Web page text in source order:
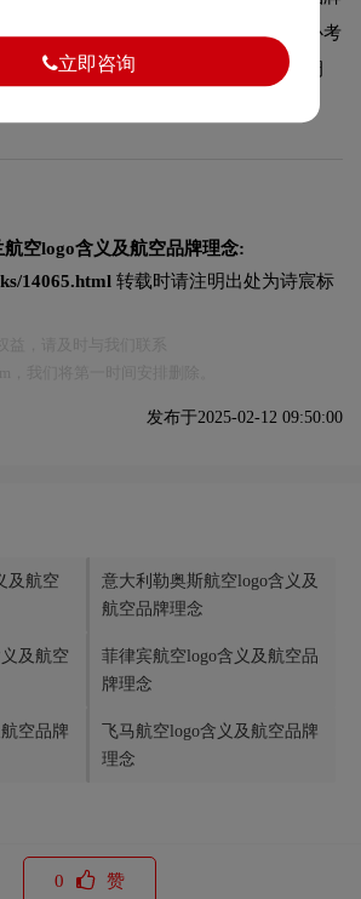
。字体的结构、粗细及间距都经过精心考
同尺寸和场景下均能保持一致的品牌调
航空logo含义及航空品牌理念:
14065.html 转载时请注明出处为诗宸标
发布于2025-02-12 09:50:00
及航空
意大利勒奥斯航空logo含义及
航空品牌理念
及航空
菲律宾航空logo含义及航空品
牌理念
空品牌
飞马航空logo含义及航空品牌
理念
0 赞
立即咨询